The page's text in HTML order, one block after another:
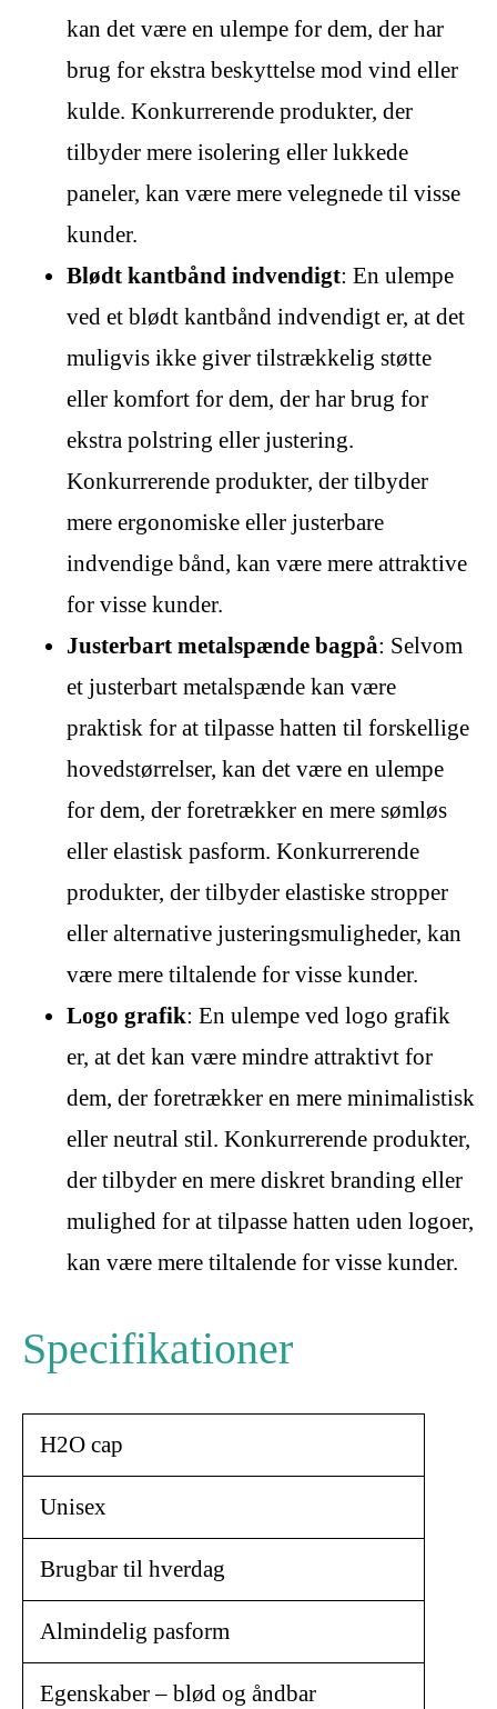
kan det være en ulempe for dem, der har
brug for ekstra beskyttelse mod vind eller
kulde. Konkurrerende produkter, der
tilbyder mere isolering eller lukkede
paneler, kan være mere velegnede til visse
kunder.
Blødt kantbånd indvendigt: En ulempe
ved et blødt kantbånd indvendigt er, at det
muligvis ikke giver tilstrækkelig støtte
eller komfort for dem, der har brug for
ekstra polstring eller justering.
Konkurrerende produkter, der tilbyder
mere ergonomiske eller justerbare
indvendige bånd, kan være mere attraktive
for visse kunder.
Justerbart metalspænde bagpå: Selvom
et justerbart metalspænde kan være
praktisk for at tilpasse hatten til forskellige
hovedstørrelser, kan det være en ulempe
for dem, der foretrækker en mere sømløs
eller elastisk pasform. Konkurrerende
produkter, der tilbyder elastiske stropper
eller alternative justeringsmuligheder, kan
være mere tiltalende for visse kunder.
Logo grafik: En ulempe ved logo grafik
er, at det kan være mindre attraktivt for
dem, der foretrækker en mere minimalistisk
eller neutral stil. Konkurrerende produkter,
der tilbyder en mere diskret branding eller
mulighed for at tilpasse hatten uden logoer,
kan være mere tiltalende for visse kunder.
Specifikationer
H2O cap
Unisex
Brugbar til hverdag
Almindelig pasform
Egenskaber – blød og åndbar